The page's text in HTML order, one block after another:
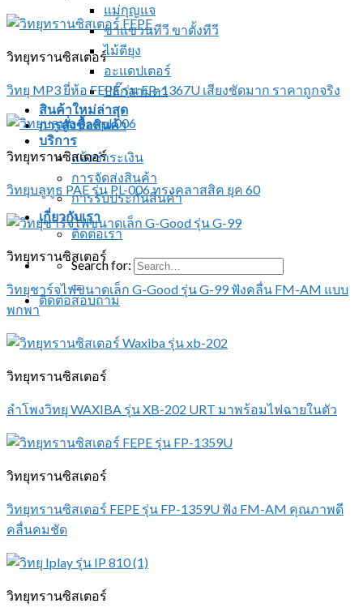
แม่กุญแจ
ขาแขวนทีวี ขาตั้งทีวี
ไม้ตียุง
อะแดปเตอร์
ปลั๊กสามตา
สินค้าใหม่ล่าสุด
การสั่งซื้อสินค้า
บริการ
แจ้งชำระเงิน
การจัดส่งสินค้า
การรับประกันสินค้า
เกี่ยวกับเรา
ติดต่อเรา
Search for:
ติดต่อสอบถาม
วิทยุทรานซิสเตอร์
วิทยุ MP3 ยี่ห้อ FEPE รุ่น FP-1367U เสียงชัดมาก ราคาถูกจริง
วิทยุทรานซิสเตอร์
วิทยุบลูทูธ PAE รุ่น PL-006 ทรงคลาสสิค ยุค 60
วิทยุทรานซิสเตอร์
วิทยุชาร์จไฟขนาดเล็ก G-Good รุ่น G-99 ฟังคลื่น FM-AM แบบ
พกพา
วิทยุทรานซิสเตอร์
ลำโพงวิทยุ WAXIBA รุ่น XB-202 URT มาพร้อมไฟฉายในตัว
วิทยุทรานซิสเตอร์
วิทยุทรานซิสเตอร์ FEPE รุ่น FP-1359U ฟัง FM-AM คุณภาพดี
คลื่นคมชัด
วิทยุทรานซิสเตอร์